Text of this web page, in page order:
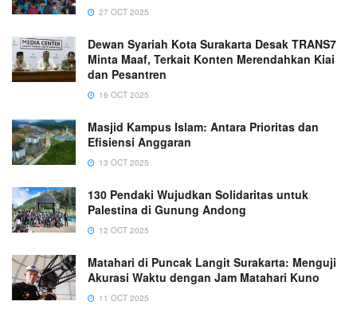
27 OCT 2025
Dewan Syariah Kota Surakarta Desak TRANS7
Minta Maaf, Terkait Konten Merendahkan Kiai
dan Pesantren
16 OCT 2025
Masjid Kampus Islam: Antara Prioritas dan
Efisiensi Anggaran
13 OCT 2025
130 Pendaki Wujudkan Solidaritas untuk
Palestina di Gunung Andong
12 OCT 2025
Matahari di Puncak Langit Surakarta: Menguji
Akurasi Waktu dengan Jam Matahari Kuno
11 OCT 2025